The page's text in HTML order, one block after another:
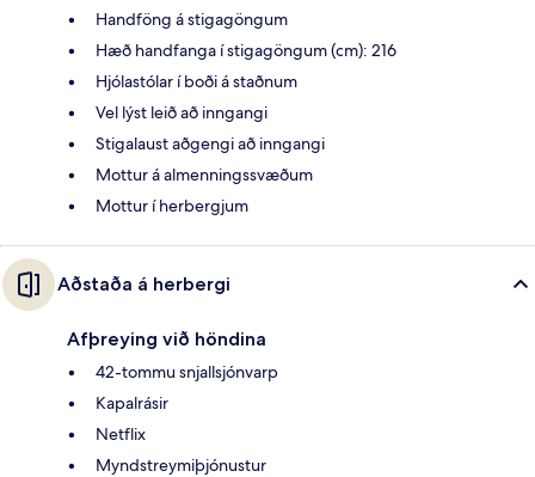
Handföng á stigagöngum
Hæð handfanga í stigagöngum (cm): 216
Hjólastólar í boði á staðnum
Vel lýst leið að inngangi
Stigalaust aðgengi að inngangi
Mottur á almenningssvæðum
Mottur í herbergjum
Aðstaða á herbergi
Afþreying við höndina
42-tommu snjallsjónvarp
Kapalrásir
Netflix
Myndstreymiþjónustur